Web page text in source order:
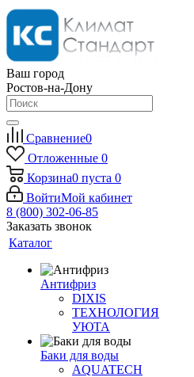
Ваш город
Ростов-на-Дону
Сравнение0
Отложенные 0
Корзина0 пуста 0
ВойтиМой кабинет
8 (800) 302-06-85
Заказать звонок
Каталог
Антифриз
DIXIS
ТЕХНОЛОГИЯ
УЮТА
Баки для воды
AQUATECH